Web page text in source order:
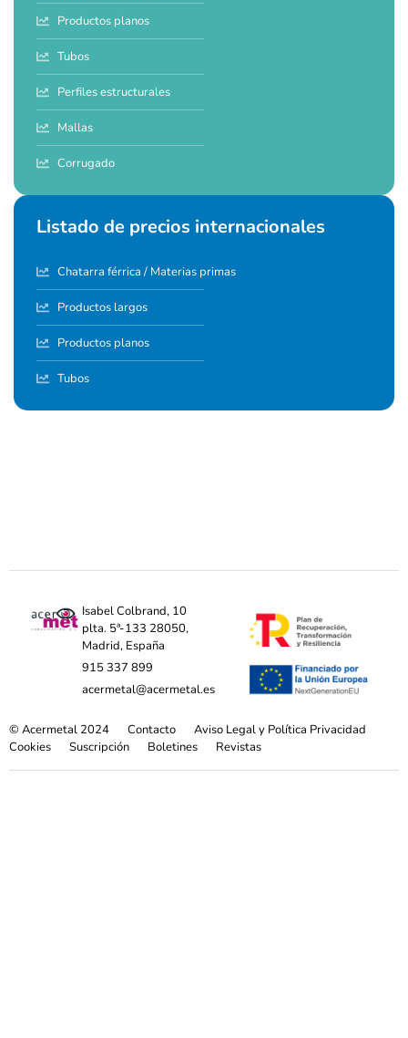
Productos planos
Tubos
Perfiles estructurales
Mallas
Corrugado
Listado de precios internacionales
Chatarra férrica / Materias primas
Productos largos
Productos planos
Tubos
Isabel Colbrand, 10
plta. 5ª-133 28050,
Madrid, España
915 337 899
acermetal@acermetal.es
© Acermetal 2024 Contacto
Aviso Legal y Política Privacidad
Cookies
Suscripción Boletines Revistas